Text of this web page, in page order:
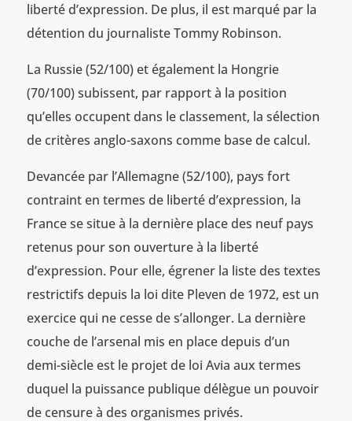
liberté d’expression. De plus, il est marqué par la
détention du journaliste Tommy Robinson.
La Russie (52/100) et également la Hongrie
(70/100) subissent, par rapport à la position
qu’elles occupent dans le classement, la sélection
de critères anglo-saxons comme base de calcul.
Devancée par l’Allemagne (52/100), pays fort
contraint en termes de liberté d’expression, la
France se situe à la dernière place des neuf pays
retenus pour son ouverture à la liberté
d’expression. Pour elle, égrener la liste des textes
restrictifs depuis la loi dite Pleven de 1972, est un
exercice qui ne cesse de s’allonger. La dernière
couche de l’arsenal mis en place depuis d’un
demi-siècle est le projet de loi Avia aux termes
duquel la puissance publique délègue un pouvoir
de censure à des organismes privés.